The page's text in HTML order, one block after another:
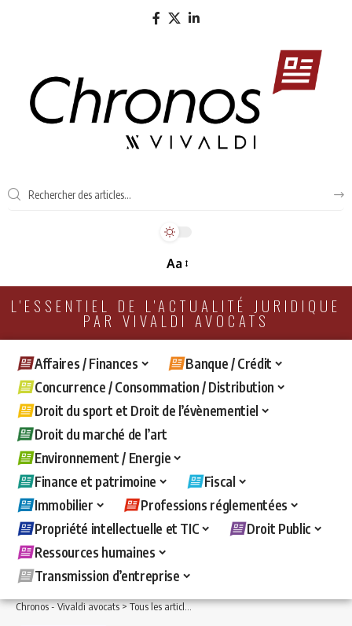
Aa
L'ESSENTIEL DE L'ACTUALITÉ JURIDIQUE
PAR VIVALDI AVOCATS
Affaires / Finances
Banque / Crédit
Concurrence / Consommation / Distribution
Droit du sport et Droit de l’évènementiel
Droit du marché de l’art
Environnement / Energie
Finance et patrimoine
Fiscal
Immobilier
Professions réglementées
Propriété intellectuelle et TIC
Droit Public
Ressources humaines
Transmission d’entreprise
Chronos - Vivaldi avocats>Tous les articles >Concurrence / Consommation /